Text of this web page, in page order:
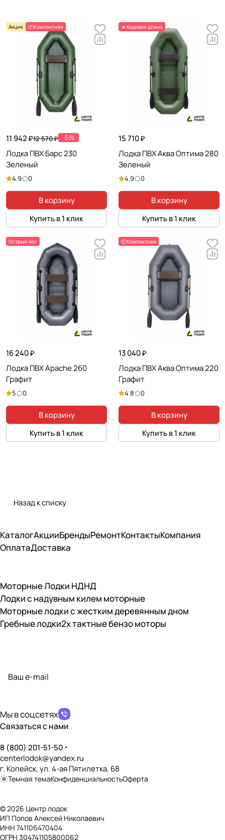
Акция 📦Компактная
11 942 ₽12 570 ₽ -5%
Лодка ПВХ Барс 230
Зеленый
4.9 0
В корзину
Купить в 1 клик
🔥Ходовая длина
15 710 ₽
Лодка ПВХ Аква Оптима 280
Зеленый
4.9 0
В корзину
Купить в 1 клик
Острый нос
16 240 ₽
Лодка ПВХ Apache 260
Графит
5 0
В корзину
Купить в 1 клик
📦Компактная
13 040 ₽
Лодка ПВХ Аква Оптима 220
Графит
4.8 0
В корзину
Купить в 1 клик
Назад к списку
КаталогАкцииБрендыРемонтКонтактыКомпания
ОплатаДоставка
Моторные Лодки НДНД
Лодки с надувным килем моторные
Моторные лодки с жестким деревянным дном
Гребные лодки2х тактные бензо моторы
Мы в соцсетях
Связаться с нами
8 (800) 201-51-50
centerlodok@yandex.ru
г. Копейск, ул. 4-ая Пятилетка, 68
Темная темаКонфиденциальностьОферта
© 2026 Центр лодок
ИП Попов Алексей Николаевич
ИНН 741106470404
ОГРН 304741105800062